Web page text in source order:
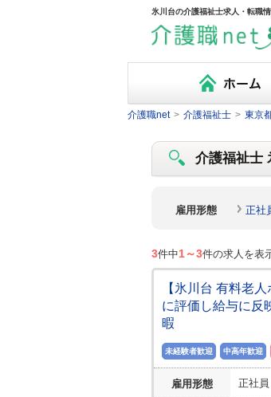
氷川台の介護福祉士求人・転職
介護職net > 介護福祉士 > 東京
介護福祉士
雇用形態 正社
3件中1～3件の求人を表
【氷川台 有料老
に評価し給与に反
暇
未経験者歓迎 中高年歓迎
雇用形態 正社員